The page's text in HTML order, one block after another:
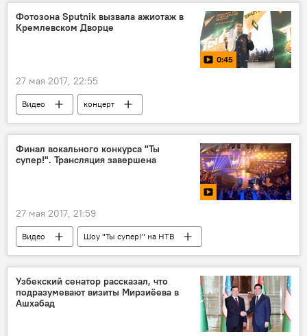
Священный месяц Рамадан - 2026
Фотозона Sputnik вызвала ажиотаж в
Кремлевском Дворце
0:45
27 мая 2017, 22:55
Видео концерт
Финал вокального конкурса "Ты
супер!". Трансляция завершена
27 мая 2017, 21:59
Видео Шоу "Ты супер!" на НТВ
Узбекский сенатор рассказал, что
подразумевают визиты Мирзиёева в
Ашхабад